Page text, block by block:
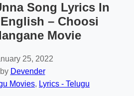
Song Lyrics In
– Choosi
Movie
25, 2022
by Devender
Movies, Lyrics - Telugu